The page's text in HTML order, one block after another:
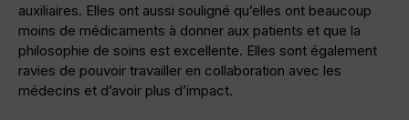
auxiliaires. Elles ont aussi souligné qu’elles ont beaucoup
moins de médicaments à donner aux patients et que la
philosophie de soins est excellente. Elles sont également
ravies de pouvoir travailler en collaboration avec les
médecins et d’avoir plus d’impact.